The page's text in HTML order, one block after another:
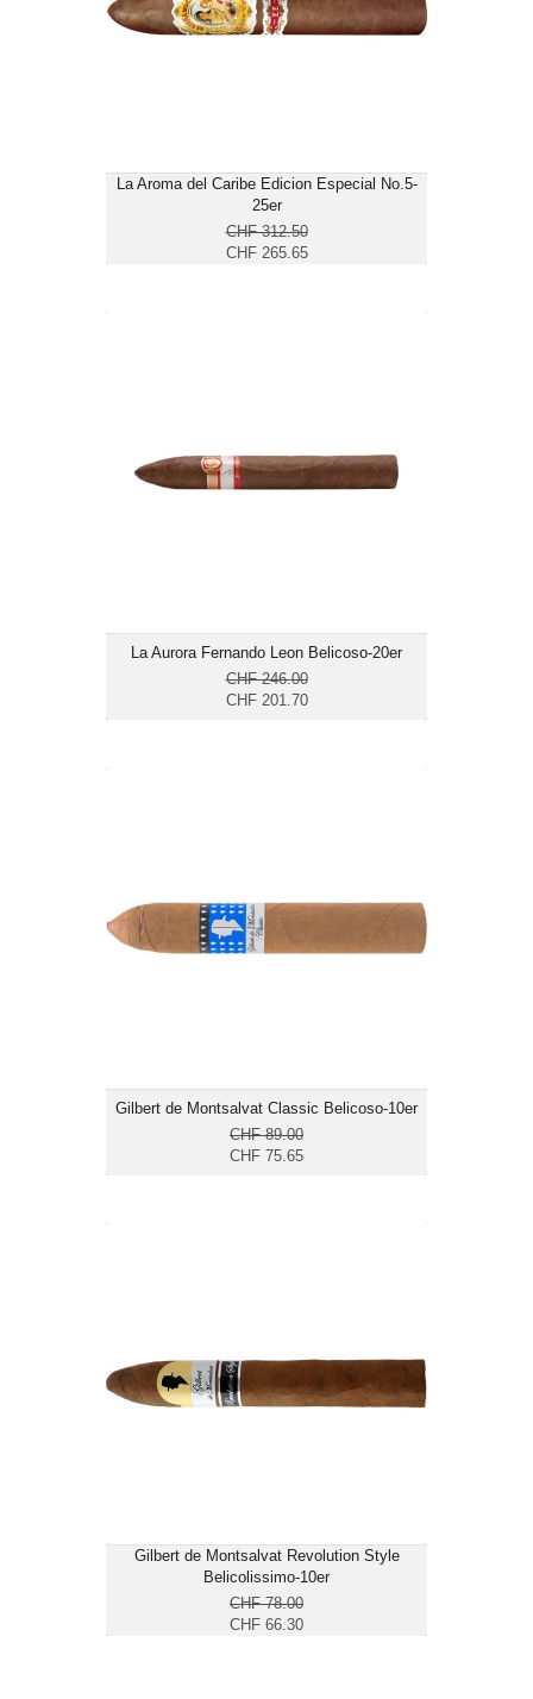
La Aroma del Caribe Edicion Especial No.5-
25er
CHF 312.50
CHF 265.65
Ringmass: 52
Länge: 14
La Aurora Fernando Leon Belicoso-20er
CHF 246.00
CHF 201.70
Länge: 15.8
mittelkräftig
Gilbert de Montsalvat Classic Belicoso-10er
CHF 89.00
CHF 75.65
Format: Belicoso
Länge: 14
Gilbert de Montsalvat Revolution Style
Belicolissimo-10er
CHF 78.00
CHF 66.30
Format: Belicoso
Länge: 14